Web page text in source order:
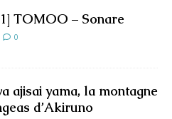
TOMOO – Sonare
0
ajisai yama, la montagne
d’Akiruno